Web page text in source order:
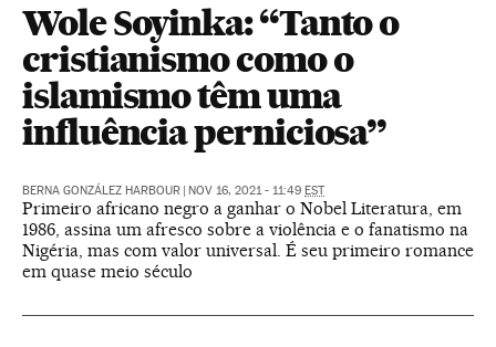
Wole Soyinka: “Tanto o
cristianismo como o
islamismo têm uma
influência perniciosa”
BERNA GONZÁLEZ HARBOUR | NOV 16, 2021 - 11:49 EST
Primeiro africano negro a ganhar o Nobel Literatura, em
1986, assina um afresco sobre a violência e o fanatismo na
Nigéria, mas com valor universal. É seu primeiro romance
em quase meio século